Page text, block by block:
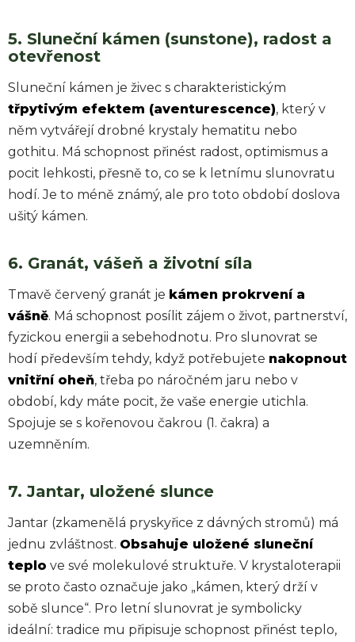
5. Sluneční kámen (sunstone), radost a
otevřenost
Sluneční kámen je živec s charakteristickým
třpytivým efektem (aventurescence), který v
něm vytvářejí drobné krystaly hematitu nebo
gothitu. Má schopnost přinést radost, optimismus a
pocit lehkosti, přesně to, co se k letnímu slunovratu
hodí. Je to méně známý, ale pro toto období doslova
ušitý kámen.
6. Granát, vášeň a životní síla
Tmavě červený granát je kámen prokrvení a
vášně. Má schopnost posílit zájem o život, partnerství,
fyzickou energii a sebehodnotu. Pro slunovrat se
hodí především tehdy, když potřebujete nakopnout
vnitřní oheň, třeba po náročném jaru nebo v
období, kdy máte pocit, že vaše energie utichla.
Spojuje se s kořenovou čakrou (1. čakra) a
uzemněním.
7. Jantar, uložené slunce
Jantar (zkamenělá pryskyřice z dávných stromů) má
jednu zvláštnost. Obsahuje uložené sluneční
teplo ve své molekulové struktuře. V krystaloterapii
se proto často označuje jako „kámen, který drží v
sobě slunce“. Pro letní slunovrat je symbolicky
ideální: tradice mu připisuje schopnost přinést teplo,